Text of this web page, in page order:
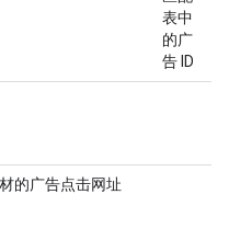
表中
的广
告 ID
的广告点击网址